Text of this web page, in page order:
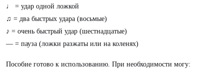
♩ = удар одной ложкой
♫ = два быстрых удара (восьмые)
♪ = очень быстрый удар (шестнадцатые)
— = пауза (ложки разжаты или на коленях)
Пособие готово к использованию. При необходимости могу: